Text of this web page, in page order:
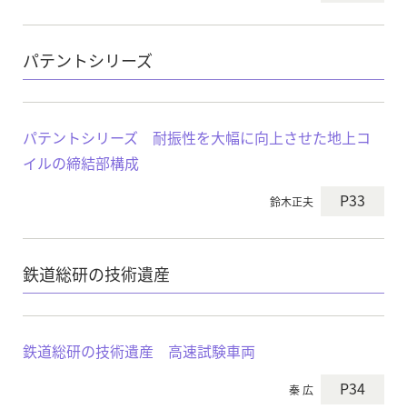
パテントシリーズ
パテントシリーズ 耐振性を大幅に向上させた地上コ
イルの締結部構成
鈴木正夫 P33
鉄道総研の技術遺産
鉄道総研の技術遺産 高速試験車両
秦 広 P34